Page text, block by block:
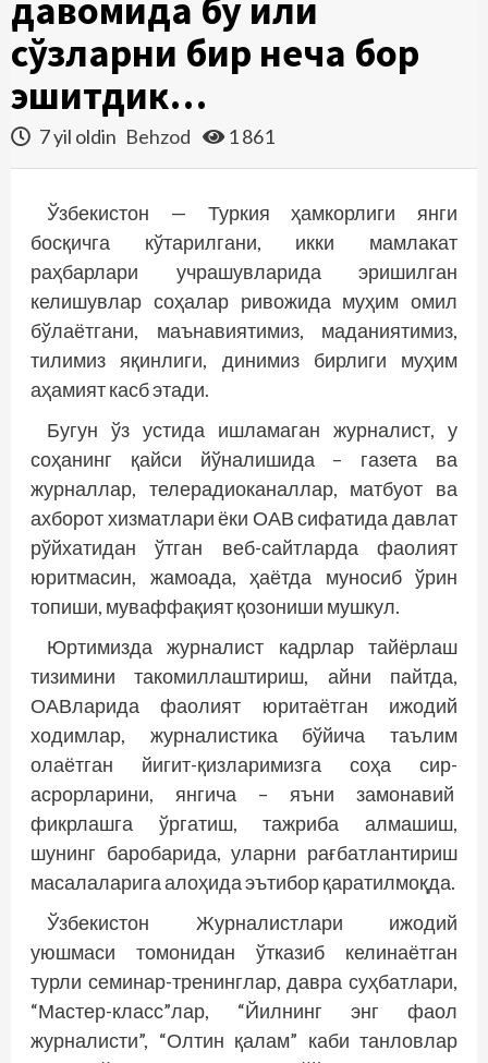
давомида бу илиқ
сўзларни бир неча бор
эшитдик…
7 yil oldin Behzod 1 861
Ўзбекистон — Туркия ҳамкорлиги янги
босқичга кўтарилгани, икки мамлакат
раҳбарлари учрашувларида эришилган
келишувлар соҳалар ривожида муҳим омил
бўлаётгани, маънавиятимиз, маданиятимиз,
тилимиз яқинлиги, динимиз бирлиги муҳим
аҳамият касб этади.
Бугун ўз устида ишламаган журналист, у
соҳанинг қайси йўналишида – газета ва
журналлар, телерадиоканаллар, матбуот ва
ахборот хизматлари ёки ОАВ сифатида давлат
рўйхатидан ўтган веб-сайтларда фаолият
юритмасин, жамоада, ҳаётда муносиб ўрин
топиши, муваффақият қозониши мушкул.
Юртимизда журналист кадрлар тайёрлаш
тизимини такомиллаштириш, айни пайтда,
ОАВларида фаолият юритаётган ижодий
ходимлар, журналистика бўйича таълим
олаётган йигит-қизларимизга соҳа сир-
асрорларини, янгича – яъни замонавий
фикрлашга ўргатиш, тажриба алмашиш,
шунинг баробарида, уларни рағбатлантириш
масалаларига алоҳида эътибор қаратилмоқда.
Ўзбекистон Журналистлари ижодий
уюшмаси томонидан ўтказиб келинаётган
турли семинар-тренинглар, давра суҳбатлари,
“Мастер-класс”лар, “Йилнинг энг фаол
журналисти”, “Олтин қалам” каби танловлар